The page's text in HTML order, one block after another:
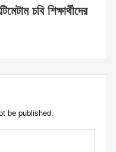
চবি শিক্ষার্থীদের
be published.